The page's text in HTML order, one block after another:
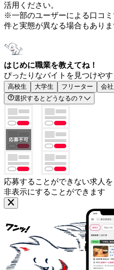
活用ください。
※一部のユーザーによる口コ
件と実態が異なる場合もありま
はじめに職業を教えてね！
ぴったりなバイトを見つけやす
高校生 大学生 フリーター 会社
選択するとどうなるの？
応募することができない求人を
非表示にすることができます